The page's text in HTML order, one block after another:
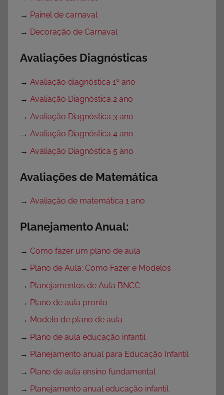
→ Painel de carnaval
→ Decoração de Carnaval
Avaliações Diagnósticas
→ Avaliação diagnóstica 1º ano
→ Avaliação Diagnóstica 2 ano
→ Avaliação Diagnóstica 3 ano
→ Avaliação Diagnóstica 4 ano
→ Avaliação Diagnóstica 5 ano
Avaliações de Matemática
→ Avaliação de matemática 1 ano
Planejamento Anual:
→ Como fazer um plano de aula
→ Plano de Aula: Como Fazer e Modelos
→ Planejamentos de Aula BNCC
→ Plano de aula pronto
→ Modelo de plano de aula
→ Plano de aula educação infantil
→ Planejamento anual para Educação Infantil
→ Plano de aula ensino fundamental
→ Planejamento anual educação infantil